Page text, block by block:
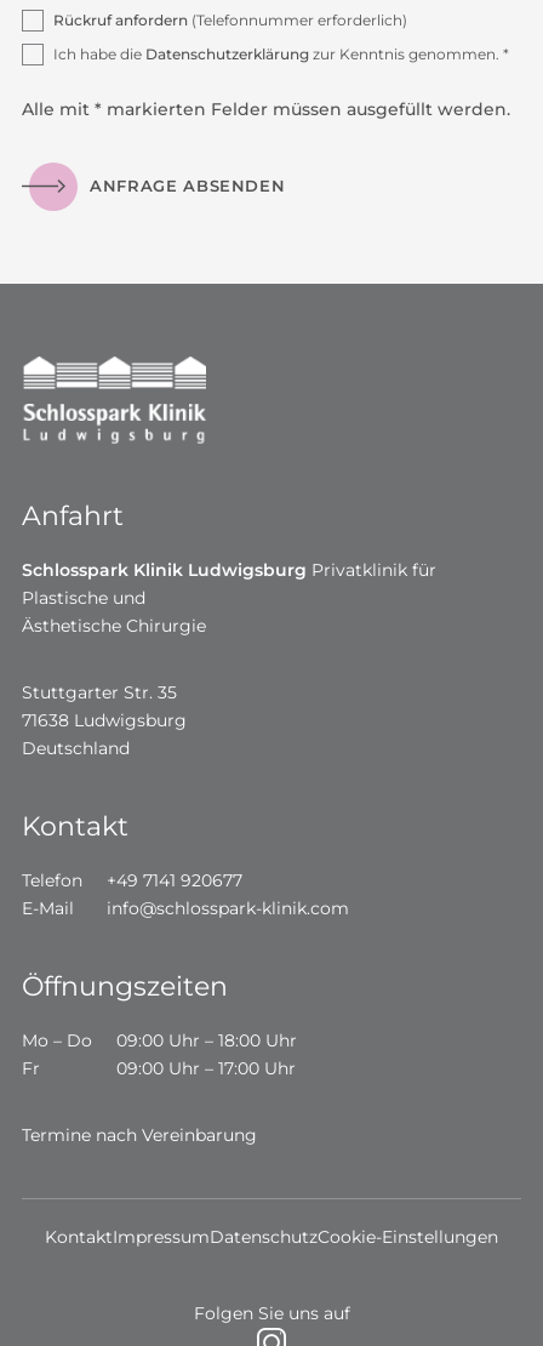
Rückruf anfordern(Telefonnummer erforderlich)
Ich habe die Datenschutzerklärungzur Kenntnis genommen. *
Alle mit * markierten Felder müssen ausgefüllt werden.
ANFRAGE ABSENDEN
Anfahrt
Schlosspark Klinik Ludwigsburg Privatklinik für
Plastische und
Ästhetische Chirurgie
Stuttgarter Str. 35
71638 Ludwigsburg
Deutschland
Kontakt
Telefon
+49 7141 920677
E-Mail
info@schlosspark-klinik.com
Öffnungszeiten
Mo – Do
09:00 Uhr – 18:00 Uhr
Fr
09:00 Uhr – 17:00 Uhr
Termine nach Vereinbarung
KontaktImpressumDatenschutzCookie-Einstellungen
Folgen Sie uns auf